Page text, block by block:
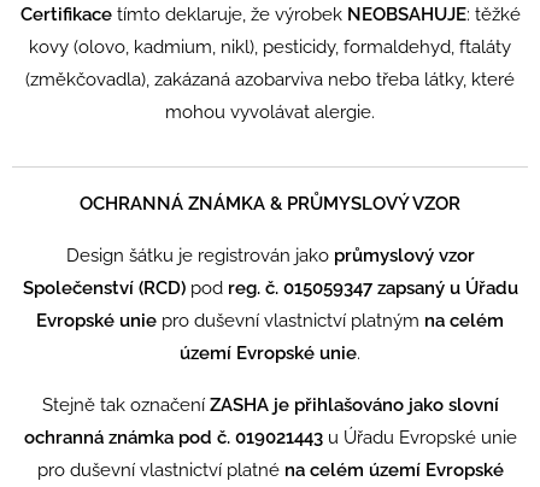
Certifikacetímto deklaruje, že výrobek NEOBSAHUJE: těžké
kovy (olovo, kadmium, nikl), pesticidy, formaldehyd, ftaláty
(změkčovadla), zakázaná azobarviva nebo třeba látky, které
mohou vyvolávat alergie.
OCHRANNÁ ZNÁMKA & PRŮMYSLOVÝ VZOR
Design šátku je registrován jako průmyslový vzor
Společenství (RCD)pod reg. č. 015059347 zapsaný u Úřadu
Evropské unie pro duševní vlastnictví platným na celém
území Evropské unie.
Stejně tak označení ZASHA je přihlašováno jako slovní
ochranná známka pod č. 019021443u Úřadu Evropské unie
pro duševní vlastnictví platné na celém území Evropské